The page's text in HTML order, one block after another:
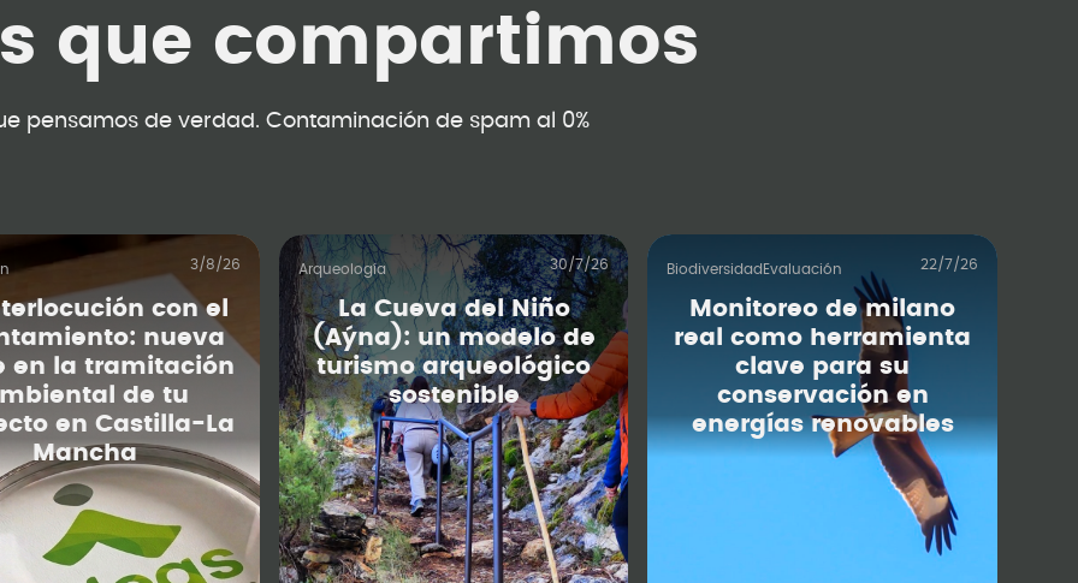
que compartimos
pensamos de verdad. Contaminación de spam al 0%
3/8/26
con el
nueva
en la tramitación
de tu
en Castilla-La
Mancha
Arqueología 30/7/26
La Cueva del Niño
(Aýna): un modelo de
turismo arqueológico
sostenible
Biodiversidad Evaluación 22/7/26
Monitoreo de milano
real como herramienta
clave para su
conservación en
energías renovables